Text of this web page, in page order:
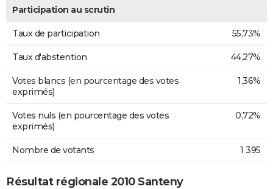
Participation au scrutin
Taux de participation 55,73%
Taux d'abstention 44,27%
Votes blancs (en pourcentage des votes
exprimés)
1,36%
Votes nuls (en pourcentage des votes
exprimés)
0,72%
Nombre de votants 1 395
Résultat régionale 2010 Santeny